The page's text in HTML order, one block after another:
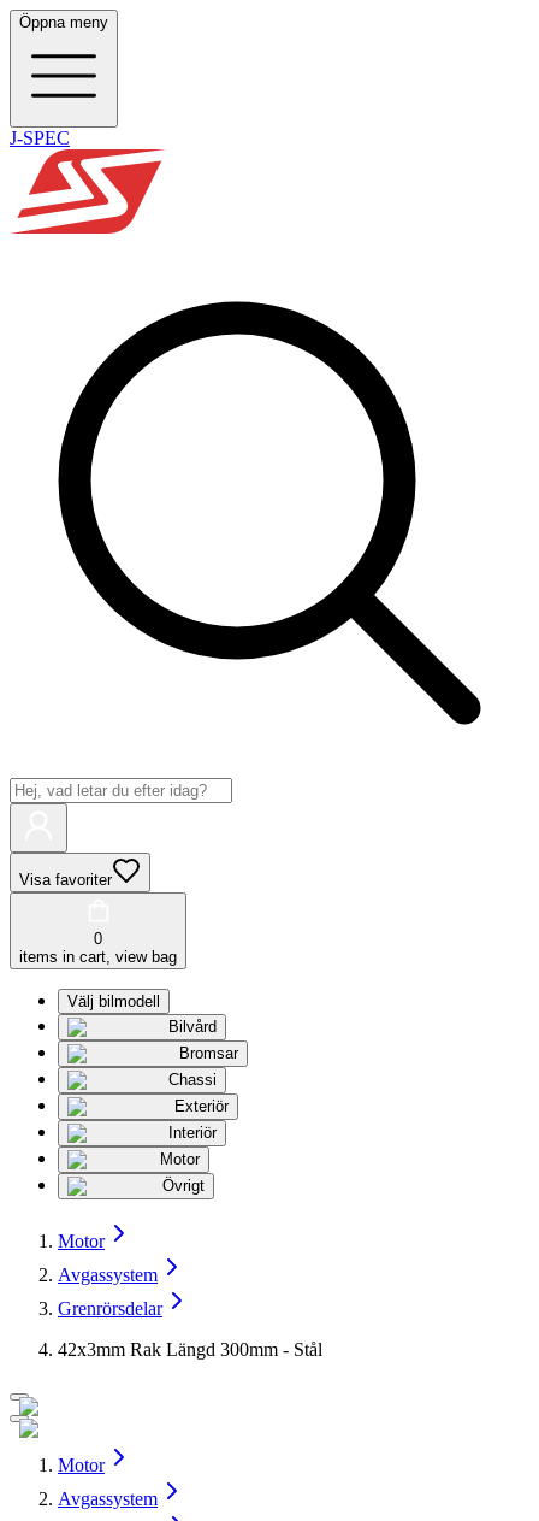
Öppna meny
J-SPEC
Visa favoriter
0
items in cart, view bag
Välj bilmodell
Bilvård
Bromsar
Chassi
Exteriör
Interiör
Motor
Övrigt
Motor
Avgassystem
Grenrörsdelar
42x3mm Rak Längd 300mm - Stål
Motor
Avgassystem